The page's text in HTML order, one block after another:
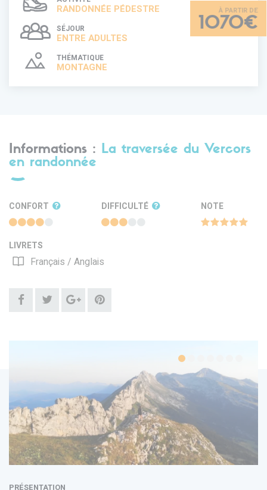
RANDONNÉE PÉDESTRE
SÉJOUR
ENTRE ADULTES
THÉMATIQUE
MONTAGNE
1070€
Informations : La traversée du Vercors
en randonnée
CONFORT DIFFICULTÉ NOTE
LIVRETS
Français / Anglais
PRÉSENTATION